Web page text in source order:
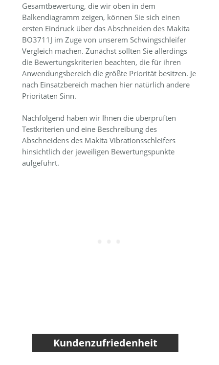
Gesamtbewertung, die wir oben in dem
Balkendiagramm zeigen, können Sie sich einen
ersten Eindruck über das Abschneiden des Makita
BO3711J im Zuge von unserem Schwingschleifer
Vergleich machen. Zunächst sollten Sie allerdings
die Bewertungskriterien beachten, die für ihren
Anwendungsbereich die größte Priorität besitzen. Je
nach Einsatzbereich machen hier natürlich andere
Prioritäten Sinn.
Nachfolgend haben wir Ihnen die überprüften
Testkriterien und eine Beschreibung des
Abschneidens des Makita Vibrationsschleifers
hinsichtlich der jeweiligen Bewertungspunkte
aufgeführt.
Kundenzufriedenheit